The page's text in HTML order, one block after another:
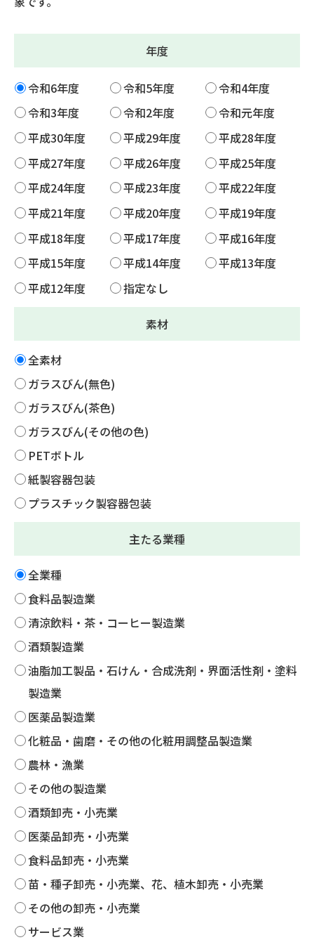
年度
令和6年度 令和5年度
令和4年度
令和3年度
令和2年度
令和元年度
平成30年度
平成29年度
平成28年度
平成27年度
平成26年度
平成25年度
平成24年度
平成23年度
平成22年度
平成21年度
平成20年度
平成19年度
平成18年度
平成17年度
平成16年度
平成15年度
平成14年度
平成13年度
平成12年度
指定なし
素材
全素材
ガラスびん(無色)
ガラスびん(茶色)
ガラスびん(その他の色)
PETボトル
紙製容器包装
プラスチック製容器包装
主たる業種
全業種
食料品製造業
清涼飲料・茶・コーヒー製造業
酒類製造業
油脂加工製品・石けん・合成洗剤・界面活性剤・塗料
製造業
医薬品製造業
化粧品・歯磨・その他の化粧用調整品製造業
農林・漁業
その他の製造業
酒類卸売・小売業
医薬品卸売・小売業
食料品卸売・小売業
苗・種子卸売・小売業、花、植木卸売・小売業
その他の卸売・小売業
サービス業